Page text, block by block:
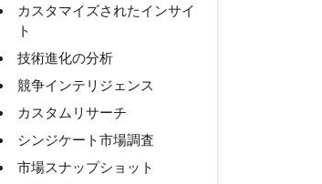
カスタマイズされたインサイ
ト
技術進化の分析
競争インテリジェンス
カスタムリサーチ
シンジケート市場調査
市場スナップショット